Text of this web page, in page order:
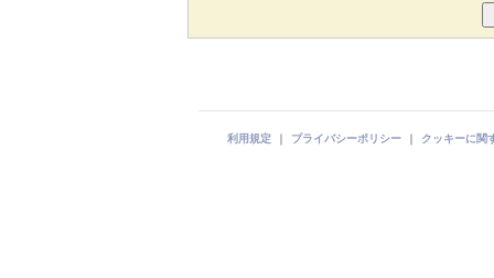
利用規定 ｜ プライバシーポリシー ｜ クッキーに関